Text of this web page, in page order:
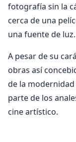
fotografía sin la
cerca de una
una fuente de luz.
A pesar de su
obras así
de la
parte de los
cine artístico.